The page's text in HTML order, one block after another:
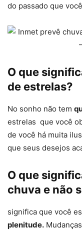
do passado que
O que
de estrelas?
No sonho não tem
estrelas que você
de você há muita
que seus desejos
O que
chuva e não
significa que você
plenitude.